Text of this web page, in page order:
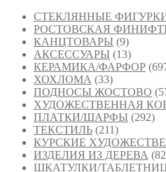
СТЕКЛЯННЫЕ
РОСТОВСКАЯ
КАНЦТОВАРЫ (9)
АКСЕССУАРЫ (13)
КЕРАМИКА/ФАРФОР
ХОХЛОМА (33)
ПОДНОСЫ ЖОСТОВО
ХУДОЖЕСТВЕННАЯ
ПЛАТКИ/ШАРФЫ (292)
ТЕКСТИЛЬ (211)
КУРСКИЕ
ИЗДЕЛИЯ ИЗ ДЕРЕВА
ШКАТУЛКИ/